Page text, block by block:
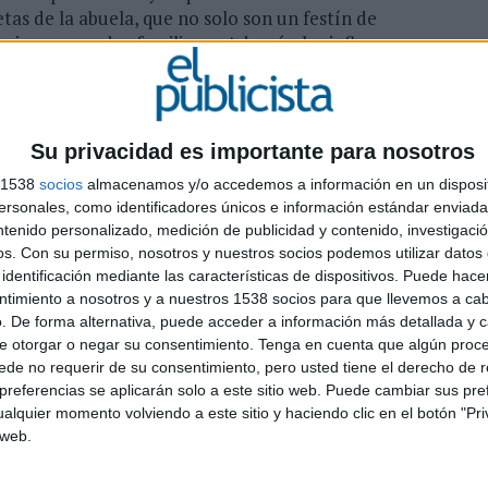
Su privacidad es importante para nosotros
socios almacenamos y/o accedemos a información en un
como identificadores únicos e información estándar
personalizado, medición de publicidad y contenido,
Con su permiso, nosotros y nuestros socios podemos utilizar datos
mediante las características de dispositivos. Puede
a nosotros y a nuestros 1538 socios para que llevemos a
De forma alternativa, puede acceder a información más detallada y
otorgar o negar su consentimiento. Tenga en cuenta que algún
no requerir de su consentimiento, pero usted tiene el derecho de
se aplicarán solo a este sitio web. Puede cambiar sus
momento volviendo a este sitio y haciendo clic en el botón
de la abuela, que no solo son un festín de
y recuerdos familiares. Además, las influencers
estas mujeres y hombres, promoviendo un
pueblos.
iniciativa han sido a lo largo de sus vidas
están a punto de perderse. El "Raizetario"
sino también mejorar la calidad de vida de las
episodio, se habla de la vida en el pueblo, de las
cultural que ofrecen esas recetas.
la temática social de la soledad, con el ingrediente
se combaten, en este caso, con una acción
la convivencia entre los antiguos fogones de las
La influencer Ana (@cocinargenial) elabora
en San Clemente. El influencer Arturo Carrasco